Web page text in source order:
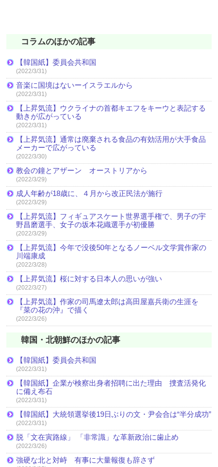
コラムのほかの記事
【韓国紙】委員会共和国
(2022/3/31)
音楽に国境はないーイスラエルから
(2022/3/31)
【上昇気流】ウクライナの首都キエフをキーウと表記する
動きが広がっている
(2022/3/31)
【上昇気流】通常は廃棄される食品の有効活用が大手食品
メーカーで広がっている
(2022/3/30)
教会の鐘とアザーン オーストリアから
(2022/3/29)
成人年齢が18歳に、４月から改正民法が施行
(2022/3/29)
【上昇気流】フィギュアスケート世界選手権で、男子の宇
野昌磨選手、女子の坂本花織選手が初優勝
(2022/3/29)
【上昇気流】今年で没後50年となるノーベル文学賞作家の
川端康成
(2022/3/28)
【上昇気流】桜に対する日本人の思いが強い
(2022/3/27)
【上昇気流】作家の司馬遼太郎は高田屋嘉兵衛の生涯を
『菜の花の沖』で描く
(2022/3/26)
韓国・北朝鮮のほかの記事
【韓国紙】委員会共和国
(2022/3/31)
【韓国紙】企業が検察出身者招聘に出た理由 捜査活発化
に備え布石
(2022/3/31)
【韓国紙】大統領選挙後19日ぶりの文・尹会合は“半分成功”
(2022/3/31)
脱「文在寅路線」 「非常識」な革新政治に歯止め
(2022/3/26)
強硬な北と対峙 有事に大量報復も辞さず